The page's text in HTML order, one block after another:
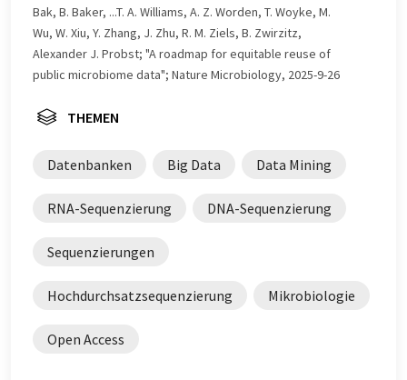
Bak, B. Baker, ...T. A. Williams, A. Z. Worden, T. Woyke, M.
Wu, W. Xiu, Y. Zhang, J. Zhu, R. M. Ziels, B. Zwirzitz,
Alexander J. Probst; "A roadmap for equitable reuse of
public microbiome data"; Nature Microbiology, 2025-9-26
THEMEN
Datenbanken Big Data Data Mining
RNA-Sequenzierung DNA-Sequenzierung
Sequenzierungen
Hochdurchsatzsequenzierung Mikrobiologie
Open Access